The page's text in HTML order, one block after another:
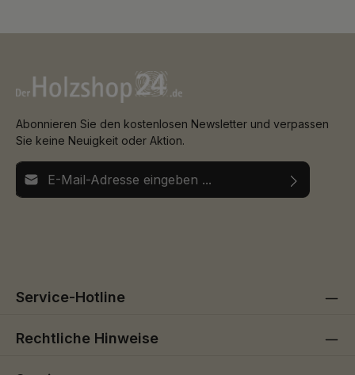
Abonnieren Sie den kostenlosen Newsletter und verpassen
Sie keine Neuigkeit oder Aktion.
E-Mail-Adresse*
Service-Hotline
Rechtliche Hinweise